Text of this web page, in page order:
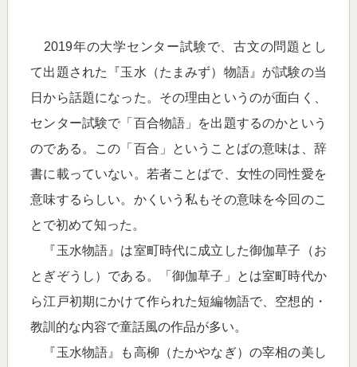
2019年の大学センター試験で、古文の問題とし
て出題された『玉水（たまみず）物語』が試験の当
日から話題になった。その理由というのが面白く、
センター試験で「百合物語」を出題するのかという
のである。この「百合」ということばの意味は、辞
書に載っていない。若者ことばで、女性の同性愛を
意味するらしい。かくいう私もその意味を今回のこ
とで初めて知った。
『玉水物語』は室町時代に成立した御伽草子（お
とぎぞうし）である。「御伽草子」とは室町時代か
ら江戸初期にかけて作られた短編物語で、空想的・
教訓的な内容で童話風の作品が多い。
『玉水物語』も高柳（たかやなぎ）の宰相の美し